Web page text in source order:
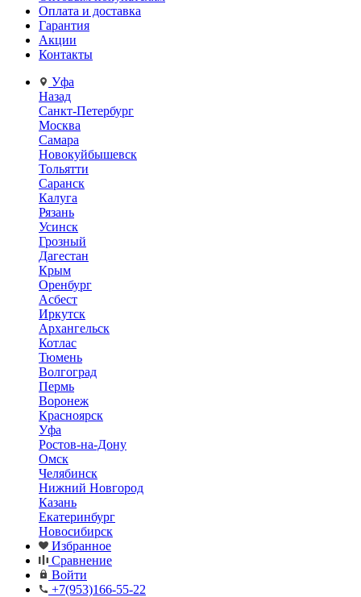
Оплата и доставка
Гарантия
Акции
Контакты
Уфа
Назад
Санкт-Петербург
Москва
Самара
Новокуйбышевск
Тольятти
Саранск
Калуга
Рязань
Усинск
Грозный
Дагестан
Крым
Оренбург
Асбест
Иркутск
Архангельск
Котлас
Тюмень
Волгоград
Пермь
Воронеж
Красноярск
Уфа
Ростов-на-Дону
Омск
Челябинск
Нижний Новгород
Казань
Екатеринбург
Новосибирск
Избранное
Сравнение
Войти
+7(953)166-55-22